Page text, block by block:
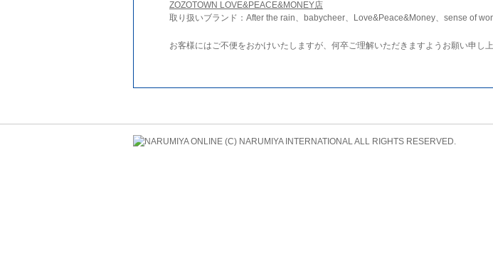
ZOZOTOWN LOVE&PEACE&MONEY店
取り扱いブランド：After the rain、babycheer、Love&Peace&Money、sense of
お客様にはご不便をおかけいたしますが、何卒ご理解いただきますようお願い申し上